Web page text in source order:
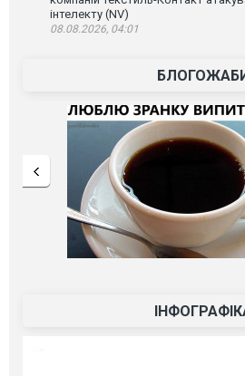
інтелекту (NV)
08.08.2026, 04:01